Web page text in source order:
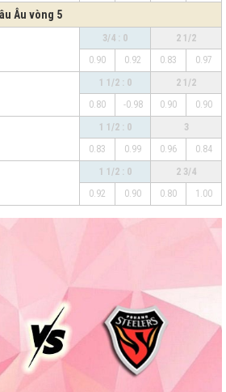
Âu vòng 5
3/4 : 0
2 1/2
0.90
0.92 0.83 0.97
1 1/2 : 0
2 1/2
0.80
-0.98 0.90 0.90
1 1/2 : 0
3
0.83
0.99 0.96 0.84
1 1/2 : 0
2 3/4
0.92
0.90 0.80 1.00